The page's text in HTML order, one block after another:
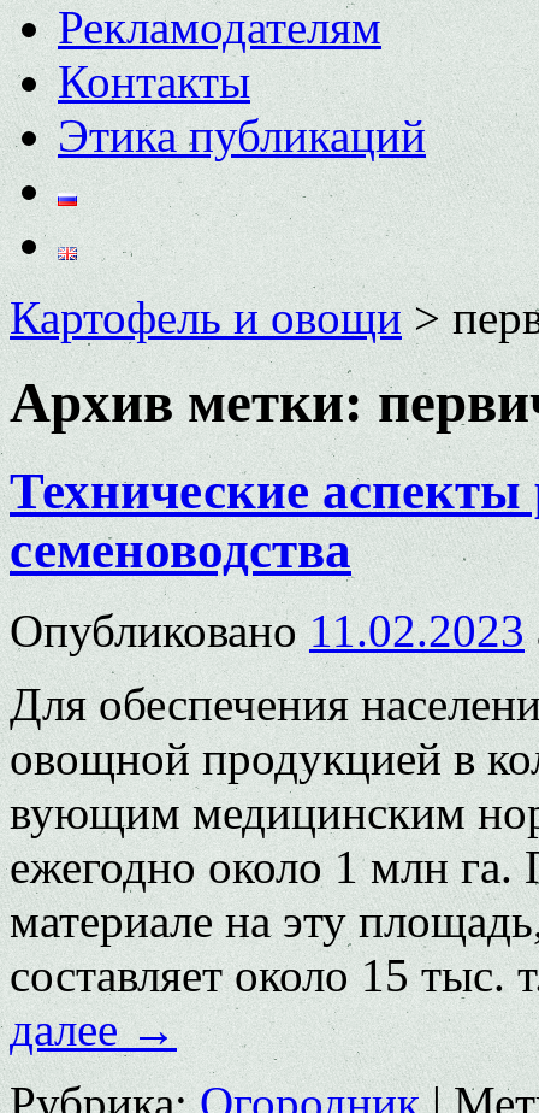
Рекламодателям
Контакты
Этика публикаций
Картофель и овощи>
Архив метки:
Технические аспекты
семеноводства
Опубликовано 11.02.2023
Для обеспечения
овощной продукцией в
вующим медицинским
ежегодно около 1 млн
материале на эту
составляет около 15
далее→
Рубрика: Огородник |